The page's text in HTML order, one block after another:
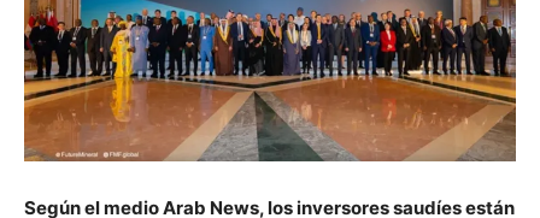
Según el medio Arab News, los inversores saudíes están